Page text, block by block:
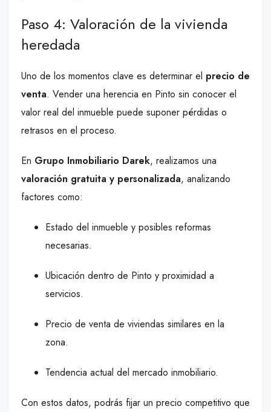
Paso 4: Valoración de la vivienda
heredada
Uno de los momentos clave es determinar el precio de
venta. Vender una herencia en Pinto sin conocer el
valor real del inmueble puede suponer pérdidas o
retrasos en el proceso.
En Grupo Inmobiliario Darek, realizamos una
valoración gratuita y personalizada, analizando
factores como:
Estado del inmueble y posibles reformas
necesarias.
Ubicación dentro de Pinto y proximidad a
servicios.
Precio de venta de viviendas similares en la
zona.
Tendencia actual del mercado inmobiliario.
Con estos datos, podrás fijar un precio competitivo que